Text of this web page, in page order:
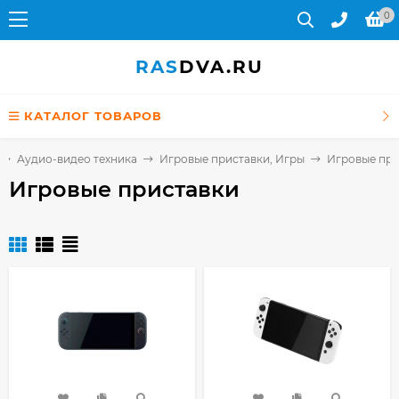
0
RASDVA.RU
КАТАЛОГ ТОВАРОВ
Аудио-видео техника Игровые приставки, Игры Игровые
Игровые приставки